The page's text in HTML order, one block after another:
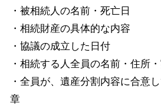
・被相続人の名前・死亡日
・相続財産の具体的な内容
・協議の成立した日付
・相続する人全員の名前・住所
・全員が、遺産分割内容に合意
章